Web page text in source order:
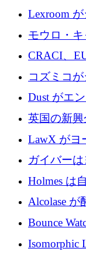
Lexroom
てヨーロ
モウロ・
ローズで4
CRACI、
アンスプ
コズミコ
ロを調達
Dust がエ
レイヤー」
するシリ
英国の新興
ドのエネル
ンドを調達
LawX がヨ
ング シス
を調達
ガイバー
貢献する
Holmes は
万ユーロ
Alcolase
り組むた
Bounce
ためのイ
Isomorphic